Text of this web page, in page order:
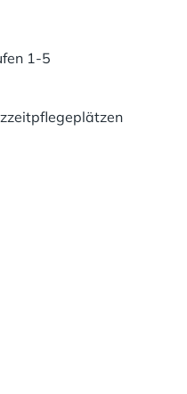
1-5